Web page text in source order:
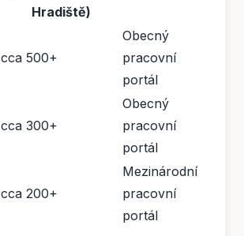
Hradiště)
cca 500+
Obecný
pracovní
portál
cca 300+
Obecný
pracovní
portál
cca 200+
Mezinárodní
pracovní
portál